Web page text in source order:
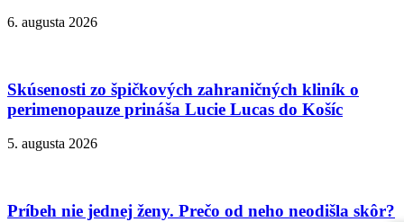
6. augusta 2026
Skúsenosti zo špičkových zahraničných kliník o
perimenopauze prináša Lucie Lucas do Košíc
5. augusta 2026
Príbeh nie jednej ženy. Prečo od neho neodišla skôr?